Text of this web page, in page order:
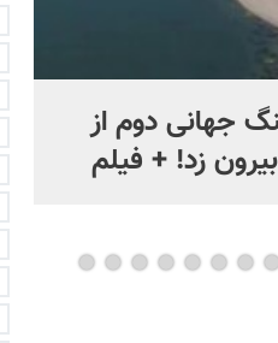
جهانی دوم از
زد! + فیلم